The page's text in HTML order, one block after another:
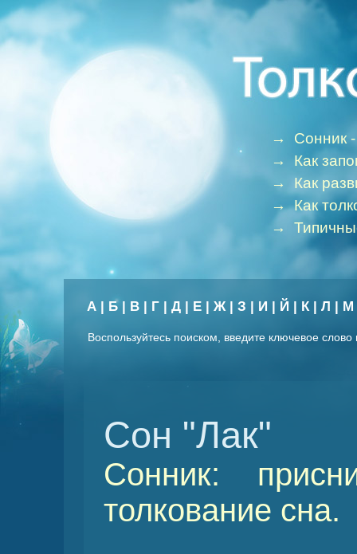
→ Сонник
→ Как
→ Как
→Как
→
А | Б| В | Г | Д | Е | Ж| З | И | Й | К| Л | М
Воспользуйтесь поиском, введите ключевое
Сон "Лак"
Сонник:
толкование сна.